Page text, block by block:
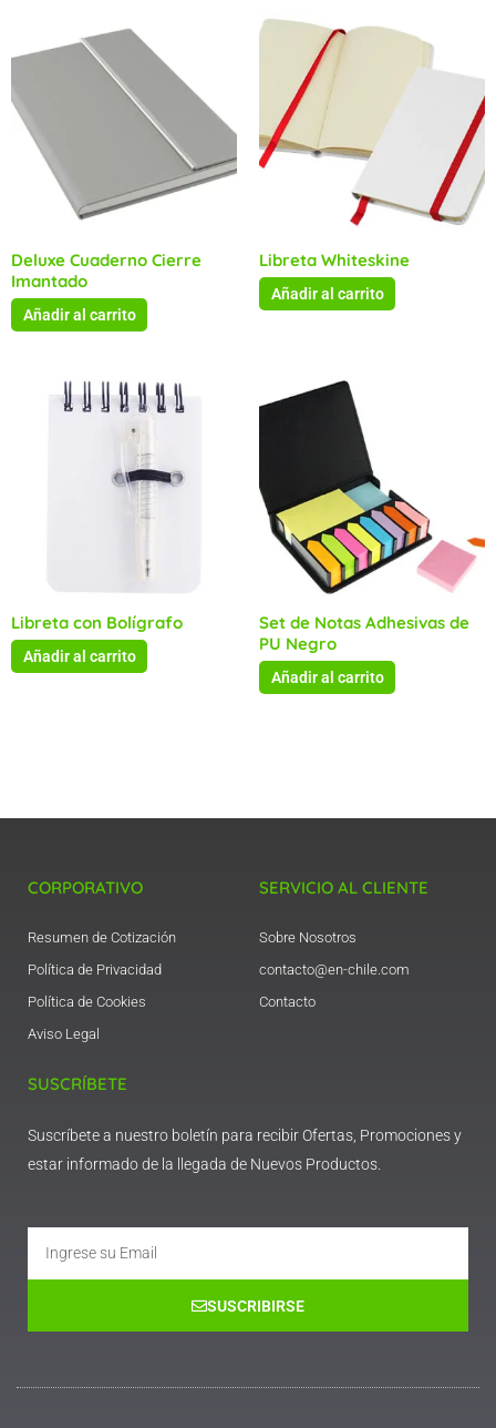
Deluxe Cuaderno Cierre
Imantado
Añadir al carrito
Libreta Whiteskine
Añadir al carrito
Libreta con Bolígrafo
Añadir al carrito
Set de Notas Adhesivas de
PU Negro
Añadir al carrito
CORPORATIVO
Resumen de Cotización
Política de Privacidad
Política de Cookies
Aviso Legal
SERVICIO AL CLIENTE
Sobre Nosotros
contacto@en-chile.com
Contacto
SUSCRÍBETE
Suscríbete a nuestro boletín para recibir Ofertas, Promociones y
estar informado de la llegada de Nuevos Productos.
SUSCRIBIRSE